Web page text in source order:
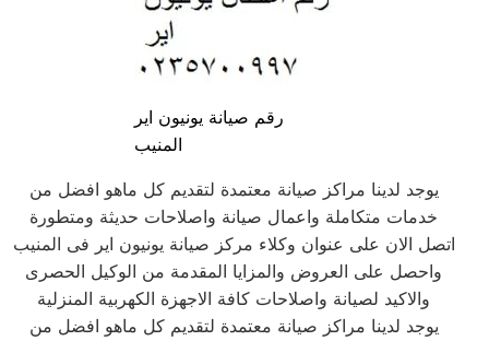
رقم صيانة يونيون اير
المنيب
يوجد لدينا مراكز صيانة معتمدة لتقديم كل ماهو افضل من
خدمات متكاملة واعمال صيانة واصلاحات حديثة ومتطورة
اتصل الان على عنوان وكلاء مركز صيانة يونيون اير فى المنيب
واحصل على العروض والمزايا المقدمة من الوكيل الحصرى
والاكيد لصيانة واصلاحات كافة الاجهزة الكهربية المنزلية
يوجد لدينا مراكز صيانة معتمدة لتقديم كل ماهو افضل من